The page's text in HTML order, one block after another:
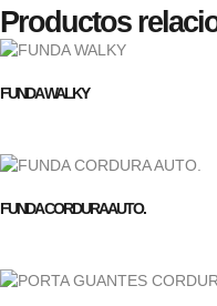
Productos
FUNDA WALKY
FUNDA CORDURA AUTO.